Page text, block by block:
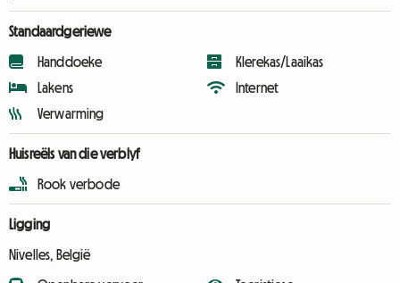
Standaardgeriewe
Handdoeke
Lakens
Verwarming
Klerekas/Laaikas
Internet
Huisreëls van die verblyf
Rook verbode
Ligging
Nivelles, België